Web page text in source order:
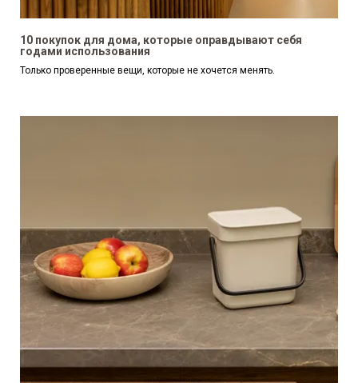
10 покупок для дома, которые оправдывают себя
годами использования
Только проверенные вещи, которые не хочется менять.